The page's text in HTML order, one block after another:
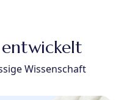
Wissenschaft